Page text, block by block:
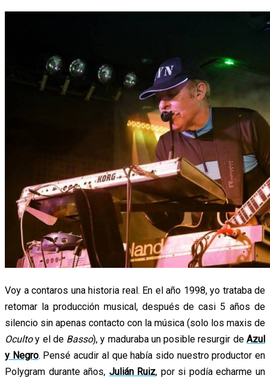
Voy a contaros una historia real. En el año 1998, yo trataba de
retomar la producción musical, después de casi 5 años de
silencio sin apenas contacto con la música (solo los maxis de
Ocultoy el de Basso), y maduraba un posible resurgir deAzul
y Negro. Pensé acudir al que había sido nuestro productor en
Polygram durante años, Julián Ruiz, por si podía echarme un